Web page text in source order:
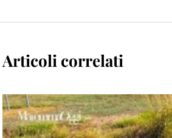
Articoli correlati